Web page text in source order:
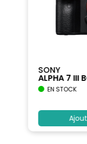
SONY
ALPHA 7 III
EN STOCK